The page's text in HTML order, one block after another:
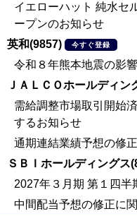
イエローハット 純水セ
ープンのお知らせ
英和(9857)
今すぐ登録
令和８年熊本地震の影
ＪＡＬＣＯホールディン
需給調整市場取引開始
するお知らせ
通期連結業績予想の修
ＳＢＩホールディングス
2027年３月期 第１四半
中間配当予想の修正に